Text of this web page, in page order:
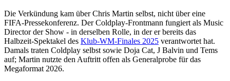
Die Verkündung kam über Chris Martin selbst, nicht über eine
FIFA-Pressekonferenz. Der Coldplay-Frontmann fungiert als Music
Director der Show - in derselben Rolle, in der er bereits das
Halbzeit-Spektakel des Klub-WM-Finales 2025 verantwortet hat.
Damals traten Coldplay selbst sowie Doja Cat, J Balvin und Tems
auf; Martin nutzte den Auftritt offen als Generalprobe für das
Megaformat 2026.